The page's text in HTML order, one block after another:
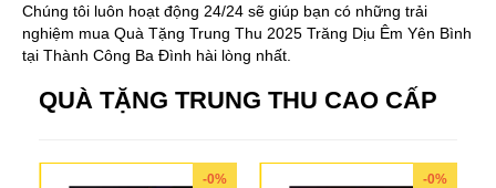
Chúng tôi luôn hoạt động 24/24 sẽ giúp bạn có những trải
nghiệm mua Quà Tặng Trung Thu 2025 Trăng Dịu Êm Yên Bình
tại Thành Công Ba Đình hài lòng nhất.
QUÀ TẶNG TRUNG THU CAO CẤP
-0% -0%